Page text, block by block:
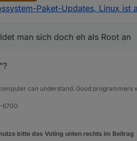
darüber an. Habe den Normalo bzw.
Paket-Updates, Linux ist
man sich doch eh als Root an
can understand. Good
6700
bitte das Voting unten rechts im Beitrag